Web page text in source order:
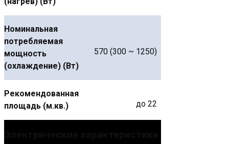
Номинальная
потребляемая
мощность
(охлаждение) (Вт)
570 (300 ~ 1250)
Рекомендованная
площадь (м.кв.)
до 22